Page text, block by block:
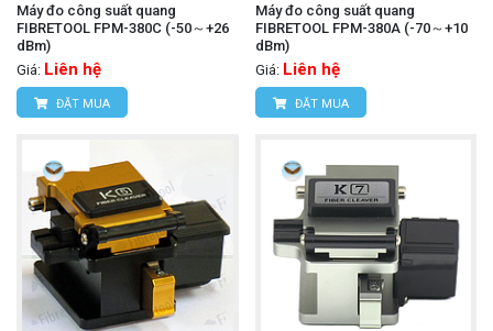
Máy đo công suất quang
FIBRETOOL FPM-380C (-50～+26
dBm)
Giá: Liên hệ
ĐẶT MUA
Máy đo công suất quang
FIBRETOOL FPM-380A (-70～+10
dBm)
Giá: Liên hệ
ĐẶT MUA